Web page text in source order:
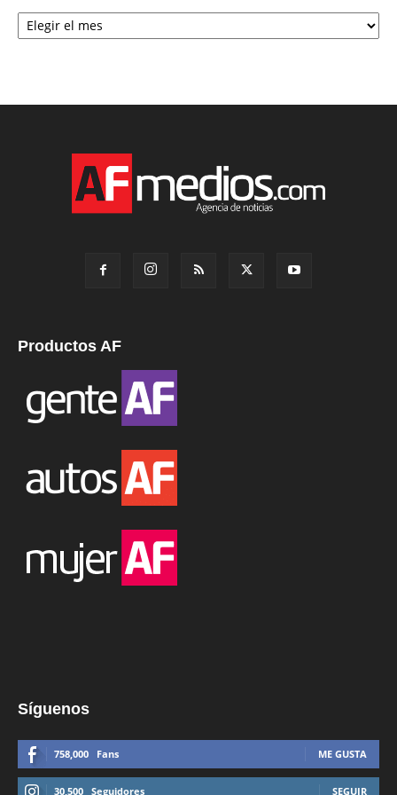
Archivo
Productos AF
Síguenos
758,000 Fans ME GUSTA
30,500 Seguidores SEGUIR